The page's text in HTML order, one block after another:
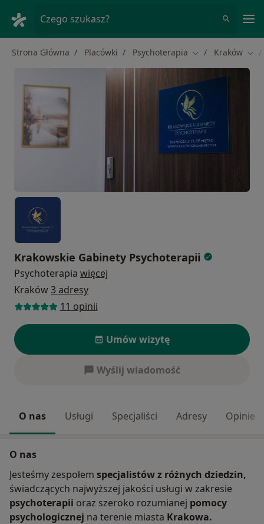
Czego szukasz?
Strona Główna Placówki Psychoterapia Zmień miasto
Kraków
Krakowskie Gabinety Psychoterapii
Psychoterapia więcej
Kraków3 adresy
11 opinii
Umów wizytę
Wyślij wiadomość
O nas Usługi Specjaliści Adresy Opinie
O nas
Jesteśmy zespołem specjalistów z różnych dziedzin,
świadczących najwyższej jakości usługi w zakresie
psychoterapii oraz szeroko rozumianej pomocy
psychologicznej na terenie miasta Krakowa.